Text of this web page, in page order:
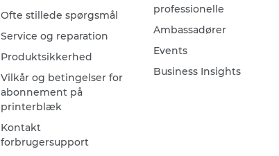
Ofte stillede spørgsmål
Service og reparation
Produktsikkerhed
Vilkår og betingelser for
abonnement på
printerblæk
Kontakt
forbrugersupport
professionelle
Ambassadører
Events
Business Insights